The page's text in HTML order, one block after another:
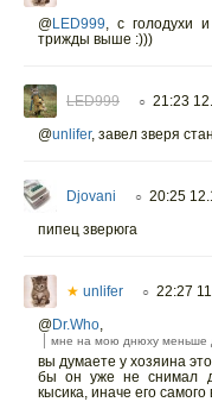
@LED999, с голодухи
трижды выше :)))
LED999 ○ 21:23
@unlifer, завел зверя
Djovani ○ 20:25
пипец зверюга
★ unlifer ○ 22:27
@Dr.Who,
мне на мою днюху меньше
вы думаете у хозяина
бы он уже не снимал
кысика, иначе его самого